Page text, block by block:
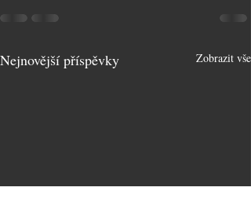
Nejnovější příspěvky Zobrazit vše